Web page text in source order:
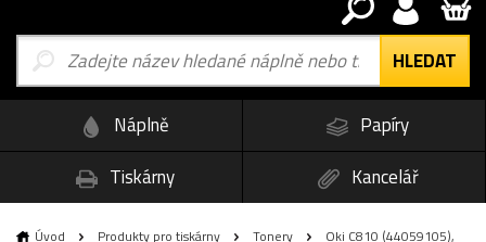
Náplně
Papíry
Tiskárny
Kancelář
Úvod Produkty pro tiskárny Tonery
Oki C810 (44059105),